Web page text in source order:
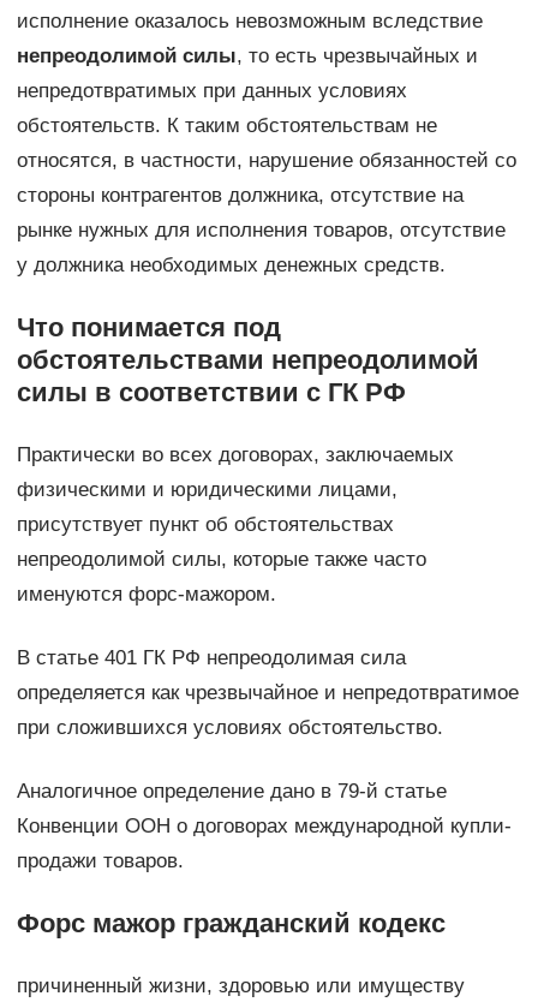
исполнение оказалось невозможным вследствие
непреодолимой силы, то есть чрезвычайных и
непредотвратимых при данных условиях
обстоятельств. К таким обстоятельствам не
относятся, в частности, нарушение обязанностей со
стороны контрагентов должника, отсутствие на
рынке нужных для исполнения товаров, отсутствие
у должника необходимых денежных средств.
Что понимается под
обстоятельствами непреодолимой
силы в соответствии с ГК РФ
Практически во всех договорах, заключаемых
физическими и юридическими лицами,
присутствует пункт об обстоятельствах
непреодолимой силы, которые также часто
именуются форс-мажором.
В статье 401 ГК РФ непреодолимая сила
определяется как чрезвычайное и непредотвратимое
при сложившихся условиях обстоятельство.
Аналогичное определение дано в 79-й статье
Конвенции ООН о договорах международной купли-
продажи товаров.
Форс мажор гражданский кодекс
причиненный жизни, здоровью или имуществу